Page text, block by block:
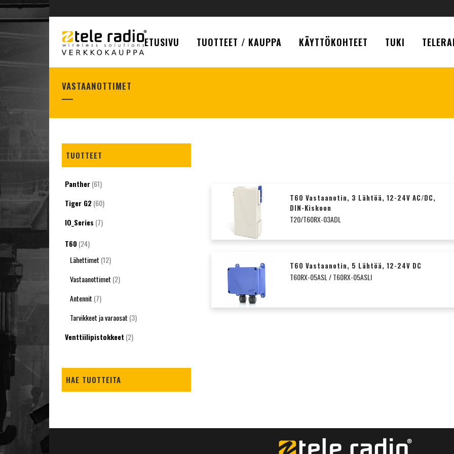
ETUSIVU TUOTTEET / KAUPPA KÄYTTÖKOHTEET TUKI
VASTAANOTTIMET
TUOTTEET
Panther(61)
Tiger G2(60)
IO_Series (7)
T60 (24)
Lähettimet (12)
Vastaanottimet (2)
Antennit (7)
Tarvikkeet ja varaosat (3)
Venttiilipistokkeet (2)
HAE TUOTTEITA
T60 Vastaanotin, 3 Lähtöä, 12-24V AC/DC,
DIN-Kiskoon
T20/T60RX-03ADL
T60 Vastaanotin, 5 Lähtöä, 12-24V DC
T60RX-05ASL / T60RX-05ASLI